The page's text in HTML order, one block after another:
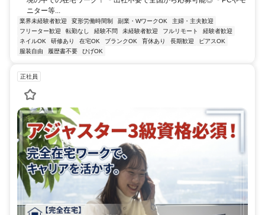
ニター等...
業界未経験者歓迎 変形労働時間制 副業・WワークOK
主婦・主夫歓迎
フリーター歓迎
転勤なし 経験不問 未経験者歓迎 フルリモート
経験者歓迎
ネイルOK
研修あり 在宅OK ブランクOK 育休あり 長期歓迎
ピアスOK
服装自由
履歴書不要 ひげOK
正社員